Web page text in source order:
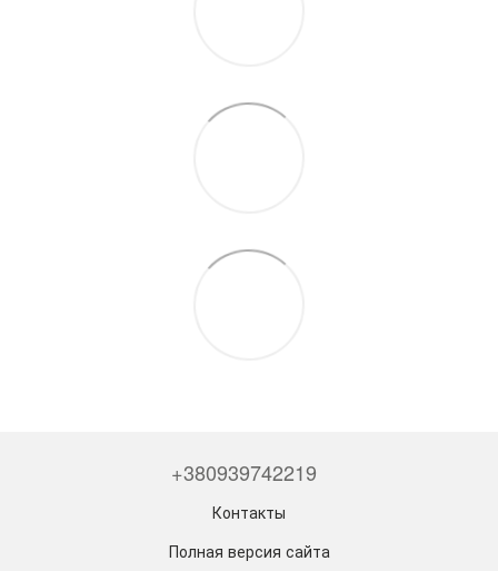
+380939742219
Контакты
Полная версия сайта